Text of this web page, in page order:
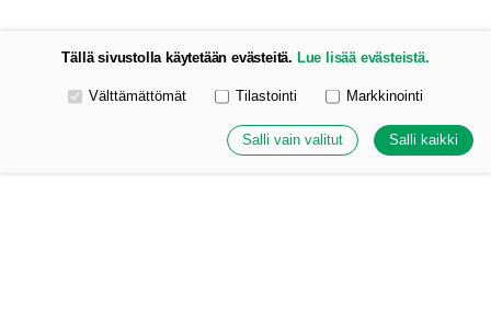
Tällä sivustolla käytetään evästeitä. Lue lisää evästeistä.
Valitse käytettävät evästeet
Välttämättömät Tilastointi Markkinointi
Salli vain valitut Salli kaikki